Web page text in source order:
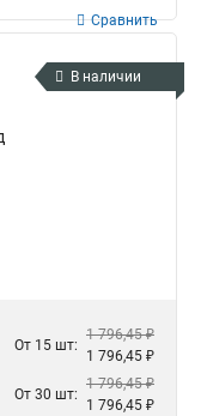
Сравнить
В наличии
От 15 шт:
1 796,45 ₽
1 796,45 ₽
От 30 шт:
1 796,45 ₽
1 796,45 ₽